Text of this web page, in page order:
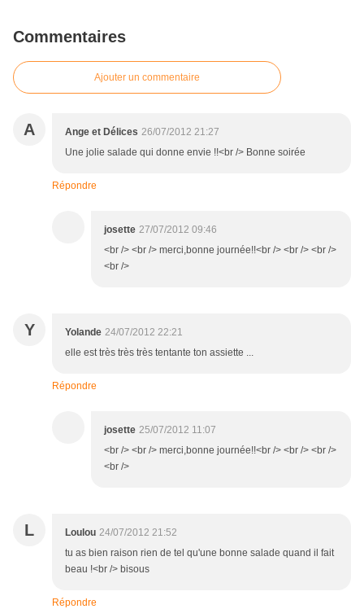
Commentaires
Ajouter un commentaire
A Ange et Délices 26/07/2012 21:27
Une jolie salade qui donne envie !!<br /> Bonne soirée
Répondre
josette 27/07/2012 09:46
<br /> <br /> merci,bonne journée!!<br /> <br /> <br />
<br />
Y Yolande 24/07/2012 22:21
elle est très très très tentante ton assiette ...
Répondre
josette 25/07/2012 11:07
<br /> <br /> merci,bonne journée!!<br /> <br /> <br />
<br />
L Loulou 24/07/2012 21:52
tu as bien raison rien de tel qu'une bonne salade quand il fait
beau !<br /> bisous
Répondre